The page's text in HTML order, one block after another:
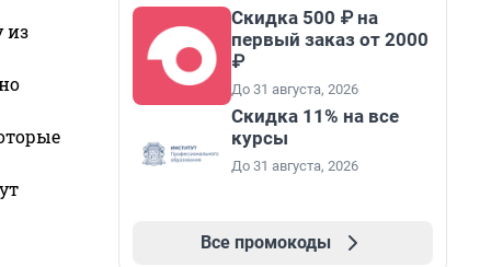
из
Скидка 500 ₽ на
первый заказ от 2000
₽
До 31 августа, 2026
Скидка 11% на все
курсы
До 31 августа, 2026
Все промокоды